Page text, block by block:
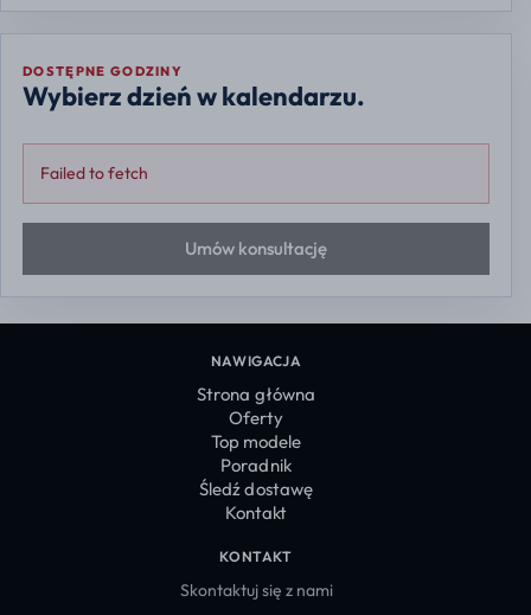
DOSTĘPNE GODZINY
Wybierz dzień w kalendarzu.
Failed to fetch
Umów konsultację
NAWIGACJA
Strona główna
Oferty
Top modele
Poradnik
Śledź dostawę
Kontakt
KONTAKT
Skontaktuj się z nami